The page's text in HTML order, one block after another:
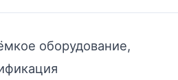
оборудование,